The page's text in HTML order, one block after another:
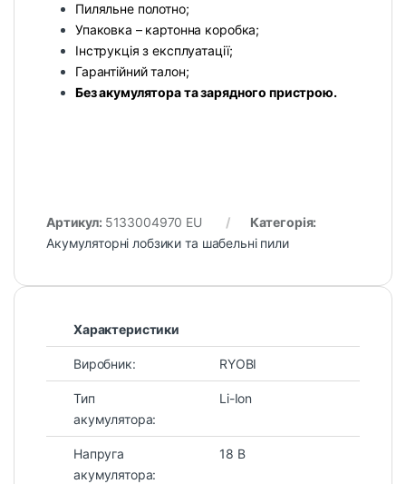
Пиляльне полотно;
Упаковка – картонна коробка;
Інструкція з експлуатації;
Гарантійний талон;
Без акумулятора та зарядного пристрою.
Артикул: 5133004970 EU
Категорія:
Акумуляторні лобзики та шабельні пили
Характеристики
Виробник: RYOBI
Тип
акумулятора:
Li-Ion
Напруга
акумулятора:
18 В